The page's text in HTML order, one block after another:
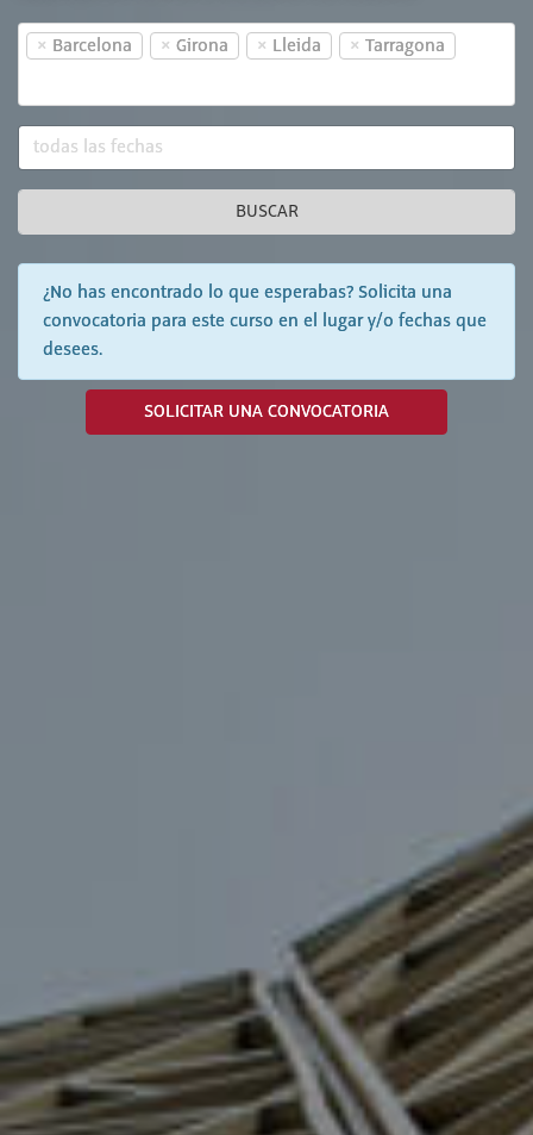
× Barcelona × Girona × Lleida × Tarragona
BUSCAR
¿No has encontrado lo que esperabas? Solicita una
convocatoria para este curso en el lugar y/o fechas que
desees.
SOLICITAR UNA CONVOCATORIA